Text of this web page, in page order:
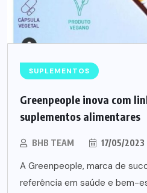
SUPLEMENTOS
Greenpeople inova com
suplementos alimentares
BHB TEAM 17/05/2023
A Greenpeople, marca de
referência em saúde e bem-